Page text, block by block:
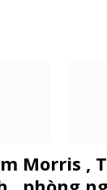
Morris ,